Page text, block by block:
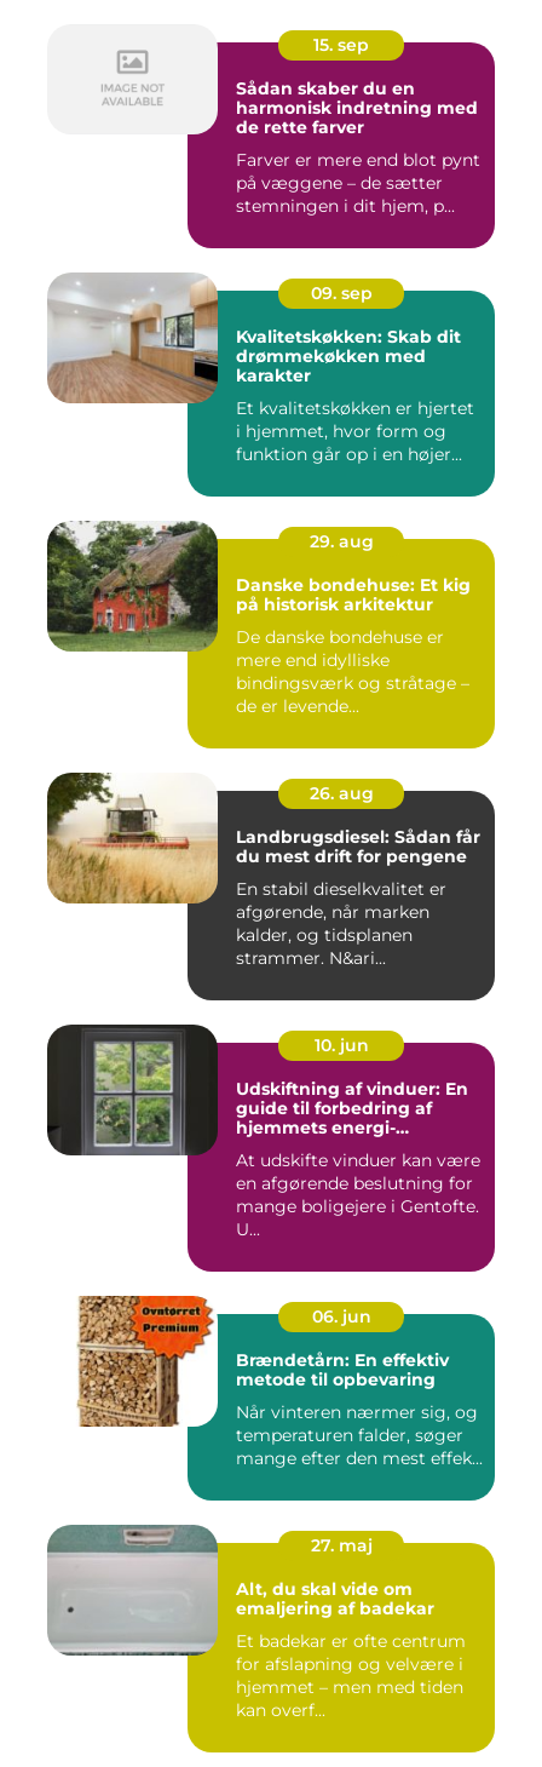
15. sep
Sådan skaber du en
harmonisk indretning med
de rette farver
Farver er mere end blot pynt
på væggene – de sætter
stemningen i dit hjem, p...
09. sep
Kvalitetskøkken: Skab dit
drømmekøkken med
karakter
Et kvalitetskøkken er hjertet
i hjemmet, hvor form og
funktion går op i en højer...
29. aug
Danske bondehuse: Et kig
på historisk arkitektur
De danske bondehuse er
mere end idylliske
bindingsværk og stråtage –
de er levende...
26. aug
Landbrugsdiesel: Sådan får
du mest drift for pengene
En stabil dieselkvalitet er
afgørende, når marken
kalder, og tidsplanen
strammer. N&ari...
10. jun
Udskiftning af vinduer: En
guide til forbedring af
hjemmets energi-
At udskifte vinduer kan være
en afgørende beslutning for
mange boligejere i Gentofte.
U...
06. jun
Brændetårn: En effektiv
metode til opbevaring
Når vinteren nærmer sig, og
temperaturen falder, søger
mange efter den mest effek...
27. maj
Alt, du skal vide om
emaljering af badekar
Et badekar er ofte centrum
for afslapning og velvære i
hjemmet – men med tiden
kan overf...